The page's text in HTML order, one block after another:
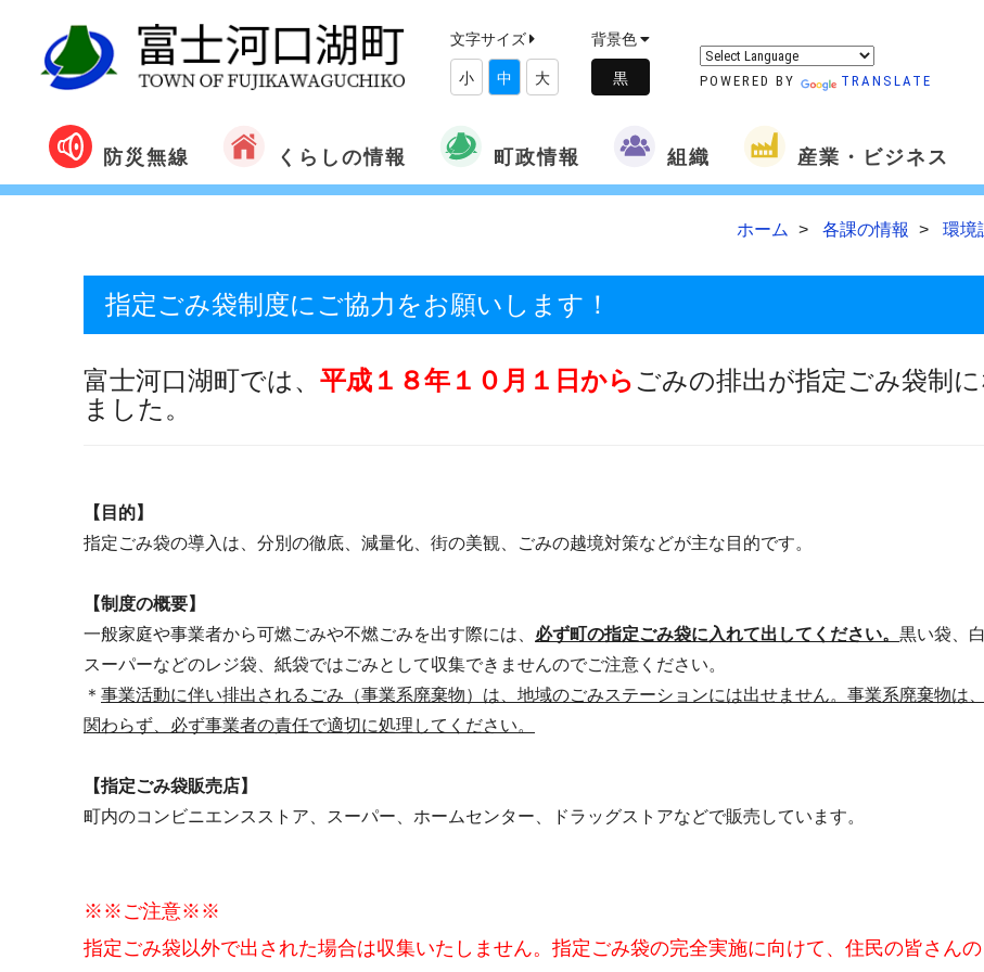
文字サイズ
小 中 大
背景色
POWERED BY TRANSLATE
防災無線 くらしの情報 町政情報 組織 産業・ビジネス
ホーム 各課の情報 環境
指定ごみ袋制度にご協力をお願いします！
富士河口湖町では、 平成１８年１０月１日からごみの排出が指定ごみ袋制に
ました。
【目的】
指定ごみ袋の導入は、分別の徹底、減量化、街の美観、ごみの越境対策などが主な目的です。
【制度の概要】
一般家庭や事業者から可燃ごみや不燃ごみを出す際には、 必ず町の指定ごみ袋に入れて出してください。 黒い袋、
スーパーなどのレジ袋、紙袋ではごみとして収集できませんのでご注意ください。
＊ 事業活動に伴い排出されるごみ（事業系廃棄物）は、地域のごみステーションには出せません。事業系廃棄物は
関わらず、必ず事業者の責任で適切に処理してください。
【指定ごみ袋販売店】
町内のコンビニエンスストア、スーパー、ホームセンター、ドラッグストアなどで販売しています。
※※ご注意※※
指定ごみ袋以外で出された場合は収集いたしません。指定ごみ袋の完全実施に向けて、住民の皆さん